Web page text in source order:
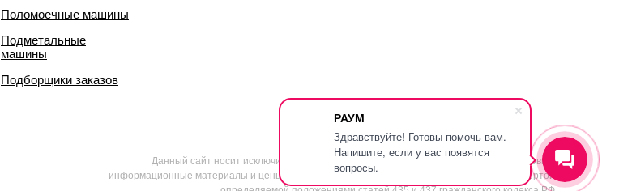
РАУМ
Здравствуйте! Готовы помочь вам.
Напишите, если у вас появятся
вопросы.
Поломоечные машины
Подметальные
машины
Подборщики заказов
Данный сайт носит исключительно информационный характер и ни при каких условиях
информационные материалы и цены, размещённые на сайте, не являются публичной офертой,